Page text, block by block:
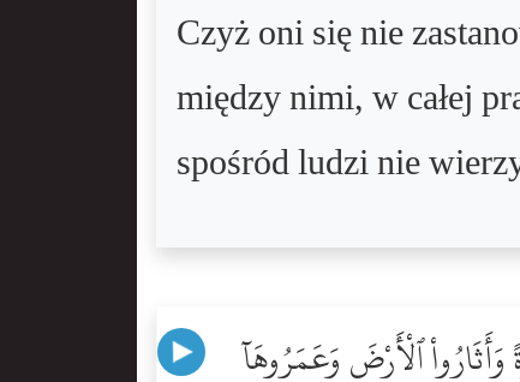
Czyż oni się nie
między nimi, w całej
spośród ludzi nie
ٱلْأَرْضَ وَعَمَرُوهَآ